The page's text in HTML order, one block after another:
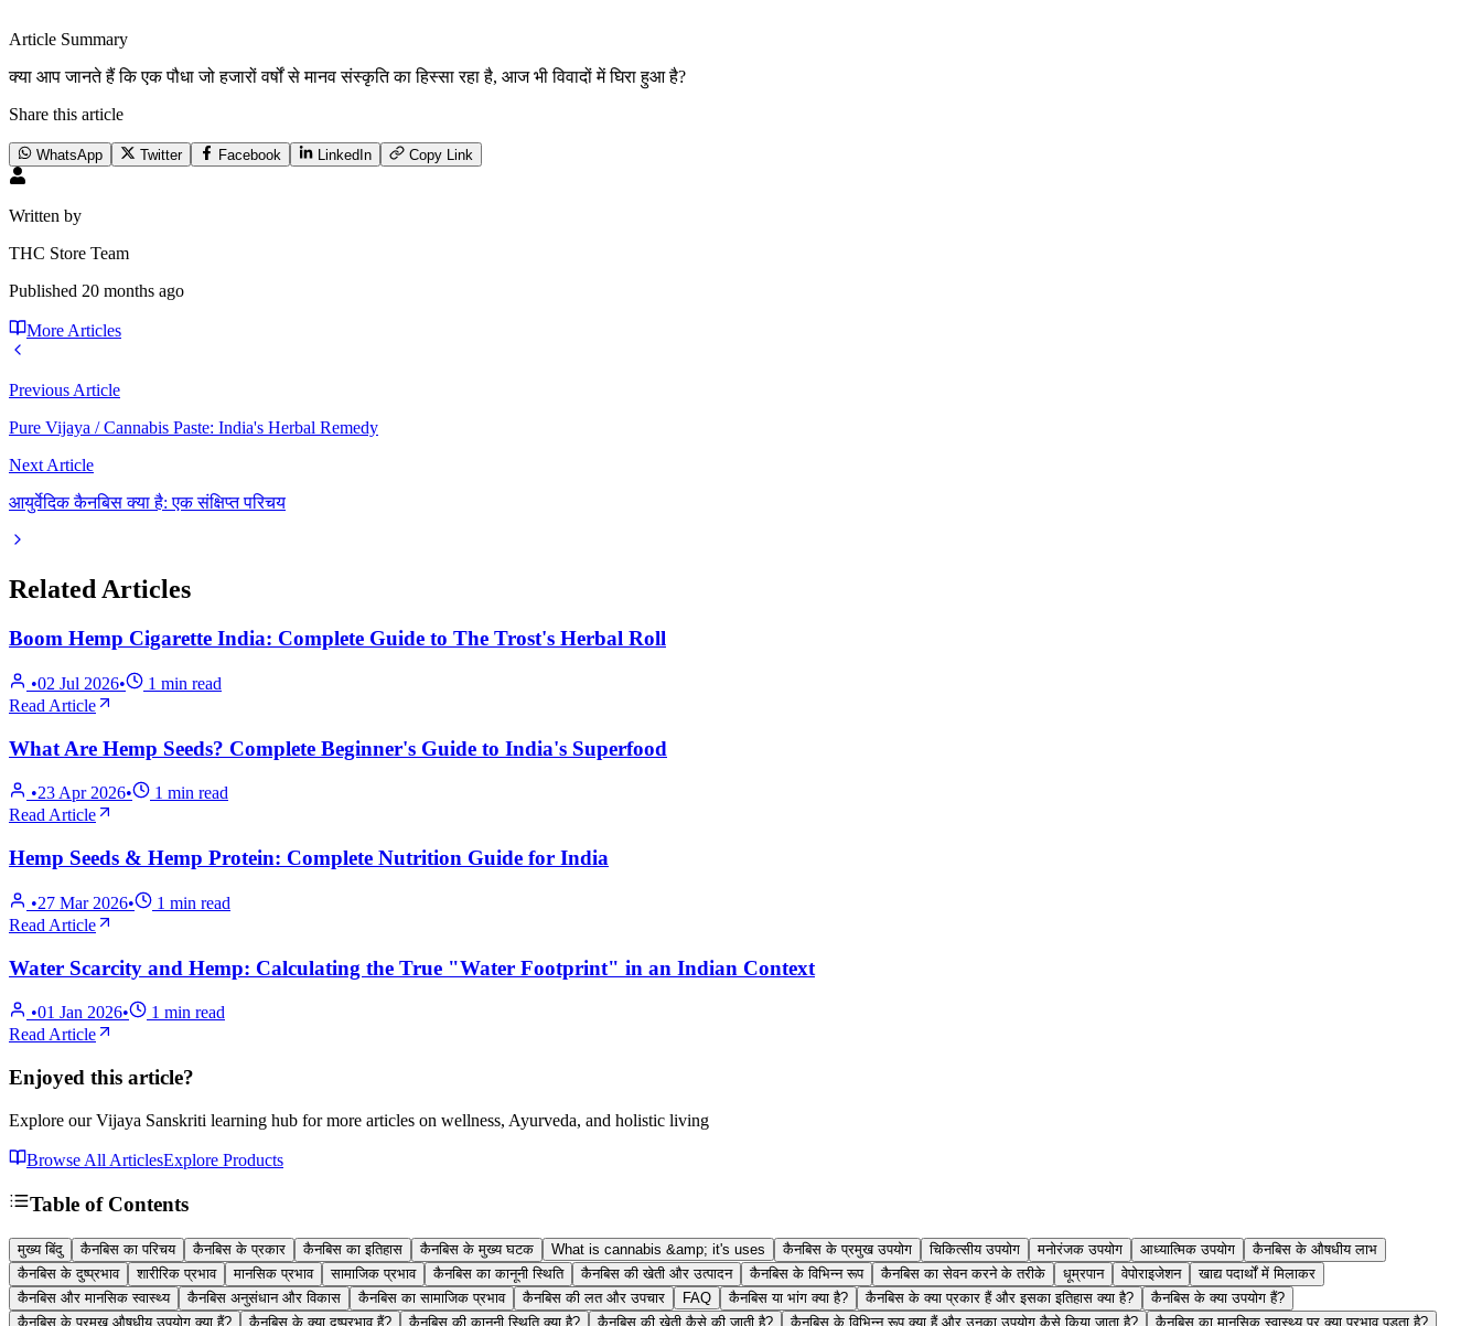
Article Summary
क्या आप जानते हैं कि एक पौधा जो हजारों वर्षों से मानव संस्कृति का हिस्सा रहा है, आज भी विवादों में घिरा हुआ है?
Share this article
WhatsApp Twitter Facebook LinkedIn Copy Link
Written by
THC Store Team
Published 20 months ago
More Articles
Previous Article
Pure Vijaya / Cannabis Paste: India's Herbal Remedy
Next Article
आयुर्वेदिक कैनबिस क्या है: एक संक्षिप्त परिचय
Related Articles
Boom Hemp Cigarette India: Complete Guide to The Trost's Herbal Roll
•02 Jul 2026• 1 min read
Read Article
What Are Hemp Seeds? Complete Beginner's Guide to India's Superfood
•23 Apr 2026• 1 min read
Read Article
Hemp Seeds & Hemp Protein: Complete Nutrition Guide for India
•27 Mar 2026• 1 min read
Read Article
Water Scarcity and Hemp: Calculating the True "Water Footprint" in an Indian Context
•01 Jan 2026• 1 min read
Read Article
Enjoyed this article?
Explore our Vijaya Sanskriti learning hub for more articles on wellness, Ayurveda, and holistic living
Browse All ArticlesExplore Products
Table of Contents
मुख्य बिंदु कैनबिस का परिचय कैनबिस के प्रकार कैनबिस का इतिहास कैनबिस के मुख्य घटक What is cannabis &amp; it's uses कैनबिस के प्रमुख उपयोग चिकित्सीय उपयोग मनोरंजक उपयोग आध्यात्मिक उपयोग
कैनबिस के औषधीय लाभ
कैनबिस के दुष्प्रभाव
शारीरिक प्रभाव मानसिक प्रभाव सामाजिक प्रभाव कैनबिस का कानूनी स्थिति कैनबिस की खेती और उत्पादन कैनबिस के विभिन्न रूप कैनबिस का सेवन करने के तरीके धूम्रपान वेपोराइजेशन
खाद्य पदार्थों में मिलाकर
कैनबिस और मानसिक स्वास्थ्य
कैनबिस अनुसंधान और विकास कैनबिस का सामाजिक प्रभाव कैनबिस की लत और उपचार FAQ कैनबिस या भांग क्या है? कैनबिस के क्या प्रकार हैं और इसका इतिहास क्या है?
कैनबिस के क्या उपयोग हैं?
कैनबिस के प्रमुख औषधीय उपयोग क्या हैं?
कैनबिस के क्या दुष्प्रभाव हैं? कैनबिस की कानूनी स्थिति क्या है? कैनबिस की खेती कैसे की जाती है? कैनबिस के विभिन्न रूप क्या हैं और उनका उपयोग कैसे किया जाता है? कैनबिस का मानसिक स्वास्थ्य पर क्या प्रभाव पड़ता है?